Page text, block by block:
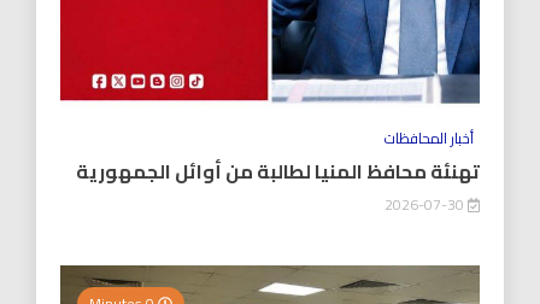
أخبار المحافظات
تهنئة محافظ المنيا لطالبة من أوائل الجمهورية